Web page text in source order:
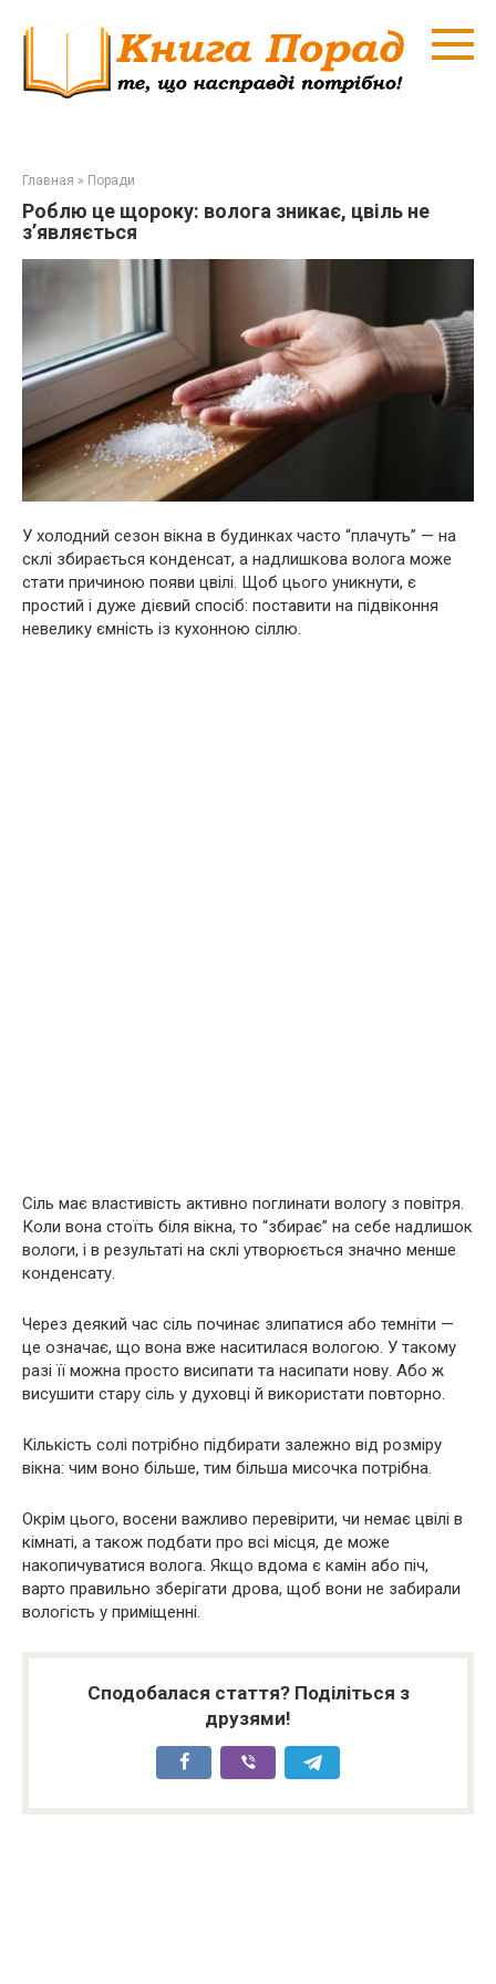
Главная » Поради
Роблю це щороку: волога зникає, цвіль не
з’являється
У холодний сезон вікна в будинках часто “плачуть” — на
склі збирається конденсат, а надлишкова волога може
стати причиною появи цвілі. Щоб цього уникнути, є
простий і дуже дієвий спосіб: поставити на підвіконня
невелику ємність із кухонною сіллю.
Сіль має властивість активно поглинати вологу з повітря.
Коли вона стоїть біля вікна, то “збирає” на себе надлишок
вологи, і в результаті на склі утворюється значно менше
конденсату.
Через деякий час сіль починає злипатися або темніти —
це означає, що вона вже наситилася вологою. У такому
разі її можна просто висипати та насипати нову. Або ж
висушити стару сіль у духовці й використати повторно.
Кількість солі потрібно підбирати залежно від розміру
вікна: чим воно більше, тим більша мисочка потрібна.
Окрім цього, восени важливо перевірити, чи немає цвілі в
кімнаті, а також подбати про всі місця, де може
накопичуватися волога. Якщо вдома є камін або піч,
варто правильно зберігати дрова, щоб вони не забирали
вологість у приміщенні.
Сподобалася стаття? Поділіться з
друзями!